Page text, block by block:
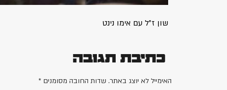
שון ז"ל עם אימו נינט
כתיבת תגובה
האימייל לא יוצג באתר. שדות החובה מסומנים *